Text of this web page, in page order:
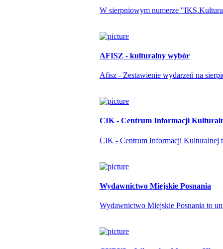
W sierpniowym numerze
AFISZ - kulturalny wybór
Afisz - Zestawienie wydarzeń na
CIK - Centrum Informacji
CIK - Centrum Informacji Kulturalnej
Wydawnictwo Miejskie Posnania
Wydawnictwo Miejskie Posnania to